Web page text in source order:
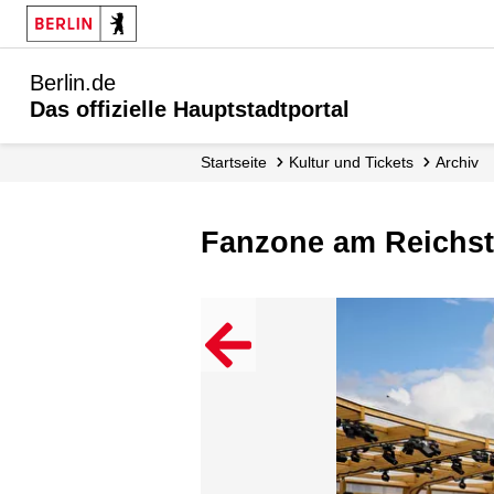
Berlin.de
Das offizielle Hauptstadtportal
Startseite Kultur und Tickets Archiv
Fanzone am